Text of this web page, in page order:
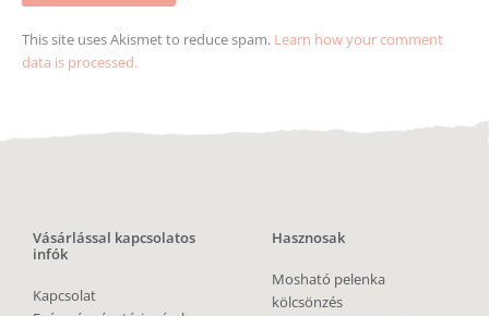
This site uses Akismet to reduce spam. Learn how your comment
data is processed.
Vásárlással kapcsolatos
infók
Kapcsolat
Hasznosak
Mosható pelenka
kölcsönzés